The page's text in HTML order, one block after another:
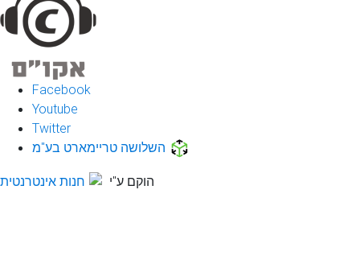
Facebook
Youtube
Twitter
השלושה טריימארט בע"מ
הוקם ע"י חנות אינטרנטית